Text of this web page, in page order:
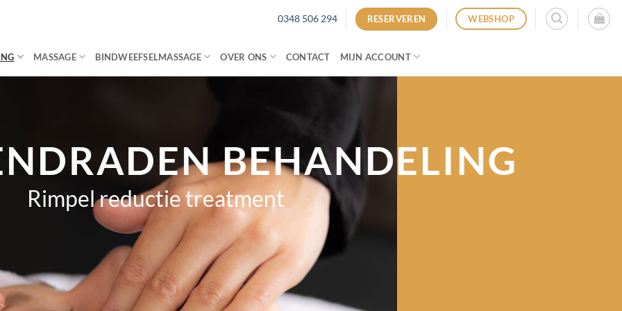
0348 506 294 RESERVEREN WEBSHOP
MASSAGE BINDWEEFSELMASSAGE OVER ONS CONTACT MIJN ACCOUNT
BEHANDELING
Rimpel reductie treatment